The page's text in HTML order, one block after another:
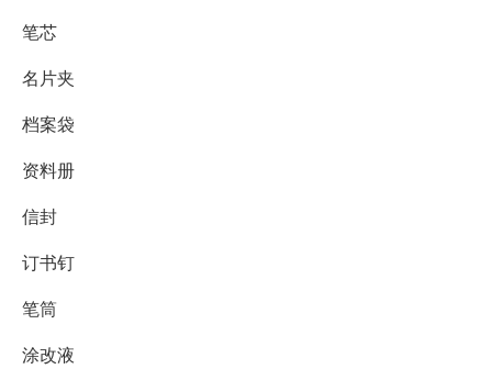
笔芯
名片夹
档案袋
资料册
信封
订书钉
笔筒
涂改液